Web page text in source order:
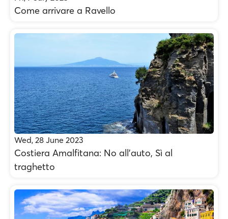
Come arrivare a Ravello
Wed, 28 June 2023
Costiera Amalfitana: No all’auto, Sì al
traghetto